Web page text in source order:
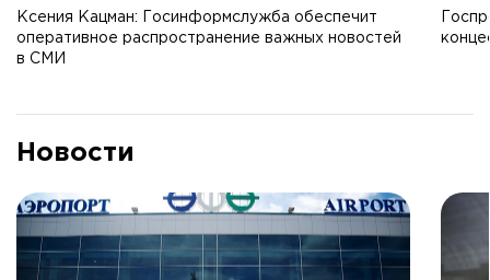
Ксения Кацман: Госинформслужба обеспечит
оперативное распространение важных новостей
в СМИ
Новости